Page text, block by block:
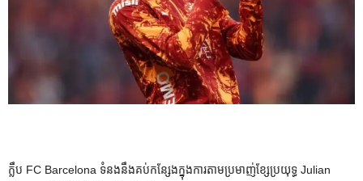
ក្លឹប FC Barcelona ទំនង​នឹង​គប់​កន្សែង​ក្នុង​ការ​តាម​ប្រមាញ់​ខ្សែ​ប្រយុទ្ធ Julian